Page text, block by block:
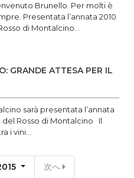
Brunello. Per molti è
Presentata l’annata 2010
di Montalcino...
GRANDE ATTESA PER IL
sarà presentata l’annata
del Rosso di Montalcino Il
i vini...
次へ